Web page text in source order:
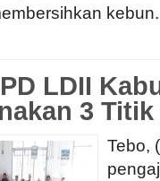
LDII
3 Titik
Tebo,